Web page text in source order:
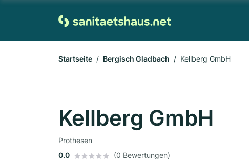
Startseite Bergisch Gladbach Kellberg GmbH
Kellberg GmbH
Prothesen
0.0
(0 Bewertungen)